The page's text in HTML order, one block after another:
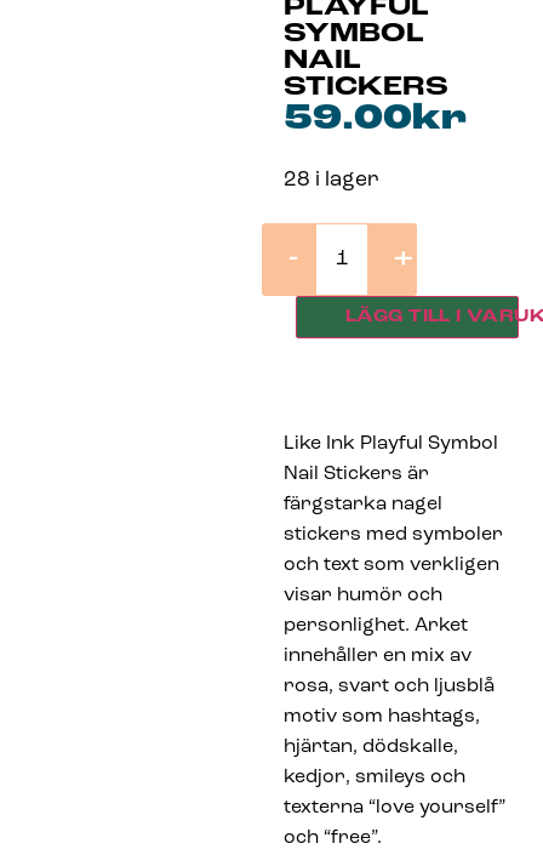
PLAYFUL
SYMBOL
NAIL
STICKERS
59.00kr
28 i lager
- +
LÄGG TILL I
Like Ink Playful Symbol
Nail Stickers är
färgstarka nagel
stickers med symboler
och text som verkligen
visar humör och
personlighet. Arket
innehåller en mix av
rosa, svart och ljusblå
motiv som hashtags,
hjärtan, dödskalle,
kedjor, smileys och
texterna “love yourself”
och “free”.